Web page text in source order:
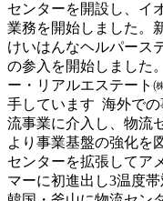
センターを開設し、イ
業務を開始しました。
けいはんなヘルパース
の参入を開始しました
ー・リアルエステート
手しています 海外で
流事業に介入し、物流
より事業基盤の強化を
センターを拡張してア
マーに初進出し3温度